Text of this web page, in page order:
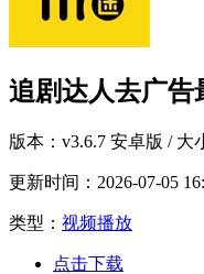
追剧达人去广告
版本： v3.6.7 安卓版 / 大
更新时间： 2026-07-05
类型： 视频播放
点击下载